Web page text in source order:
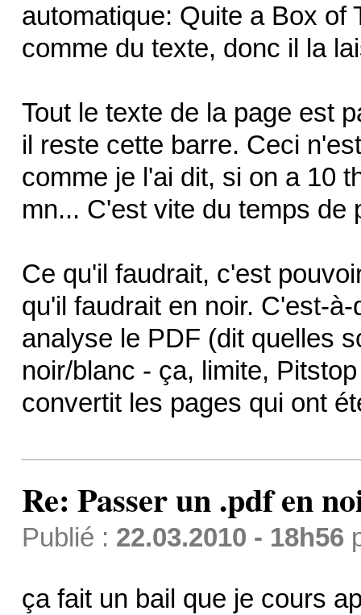
automatique: Quite a Box of
comme du texte, donc il la
Tout le texte de la page est
il reste cette barre. Ceci
comme je l'ai dit, si on a 10
mn... C'est vite du temps de
Ce qu'il faudrait, c'est
qu'il faudrait en noir. C'est-
analyse le PDF (dit quelles
noir/blanc - ça, limite,
convertit les pages qui ont
Re: Passer un .pdf en
Publié : 22.03.2010 - 18h56
ça fait un bail que je cours